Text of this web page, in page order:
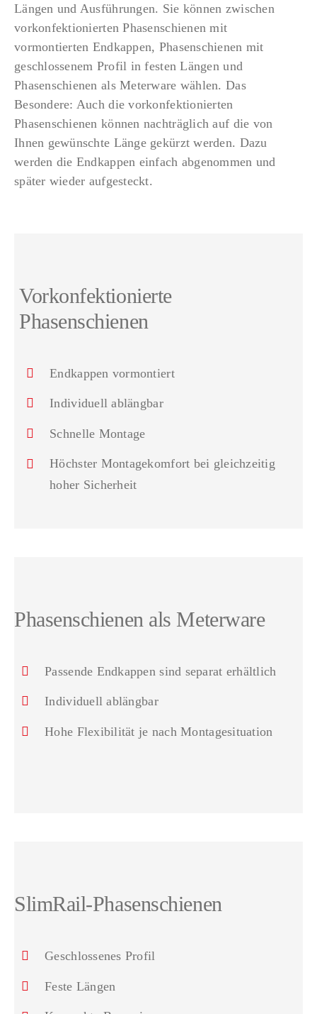
Längen und Ausführungen. Sie können zwischen
vorkonfektionierten Phasenschienen mit
vormontierten Endkappen, Phasenschienen mit
geschlossenem Profil in festen Längen und
Phasenschienen als Meterware wählen. Das
Besondere: Auch die vorkonfektionierten
Phasenschienen können nachträglich auf die von
Ihnen gewünschte Länge gekürzt werden. Dazu
werden die Endkappen einfach abgenommen und
später wieder aufgesteckt.
Vorkonfektionierte
Phasenschienen
Endkappen vormontiert
Individuell ablängbar
Schnelle Montage
Höchster Montagekomfort bei gleichzeitig
hoher Sicherheit
Phasenschienen als Meterware
Passende Endkappen sind separat erhältlich
Individuell ablängbar
Hohe Flexibilität je nach Montagesituation
SlimRail-Phasenschienen
Geschlossenes Profil
Feste Längen